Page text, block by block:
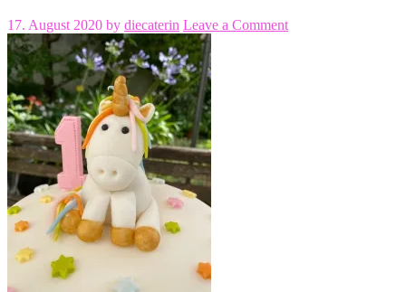
17. August 2020 by diecaterin Leave a Comment